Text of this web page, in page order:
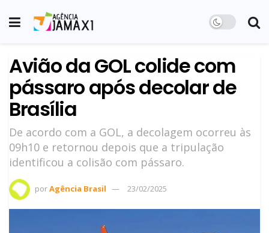
Avião da GOL colide com
pássaro após decolar de
Brasília
De acordo com a GOL, a decolagem ocorreu às
09h10 e retornou depois que a tripulação
identificou a colisão com pássaro.
porAgência Brasil 23/02/2025